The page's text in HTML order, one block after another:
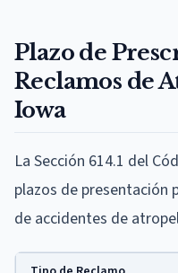
Plazo de
Reclamos de
Iowa
La Sección 614.1 del
plazos de presentación
de accidentes de